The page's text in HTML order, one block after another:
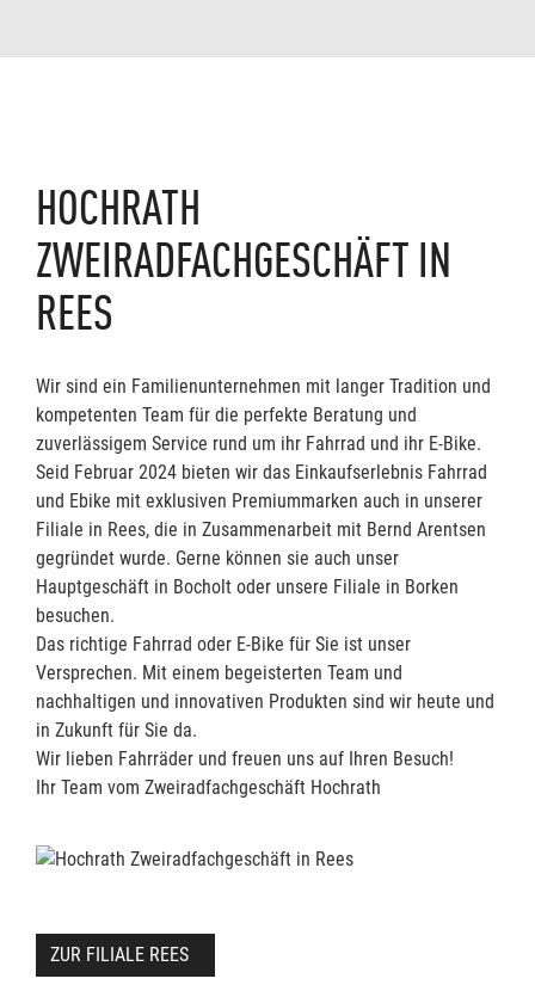
HOCHRATH
ZWEIRADFACHGESCHÄFT IN
REES
Wir sind ein Familienunternehmen mit langer Tradition und
kompetenten Team für die perfekte Beratung und
zuverlässigem Service rund um ihr Fahrrad und ihr E-Bike.
Seid Februar 2024 bieten wir das Einkaufserlebnis Fahrrad
und Ebike mit exklusiven Premiummarken auch in unserer
Filiale in Rees, die in Zusammenarbeit mit Bernd Arentsen
gegründet wurde. Gerne können sie auch unser
Hauptgeschäft in Bocholt oder unsere Filiale in Borken
besuchen.
Das richtige Fahrrad oder E-Bike für Sie ist unser
Versprechen. Mit einem begeisterten Team und
nachhaltigen und innovativen Produkten sind wir heute und
in Zukunft für Sie da.
Wir lieben Fahrräder und freuen uns auf Ihren Besuch!
Ihr Team vom Zweiradfachgeschäft Hochrath
ZUR FILIALE REES